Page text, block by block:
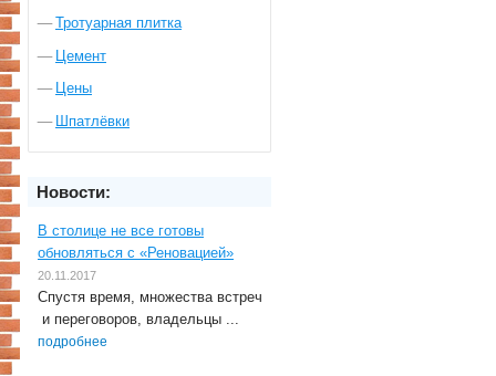
Тротуарная плитка
Цемент
Цены
Шпатлёвки
Новости:
В столице не все готовы
обновляться с «Реновацией»
20.11.2017
Спустя время, множества встреч
и переговоров, владельцы ...
подробнее